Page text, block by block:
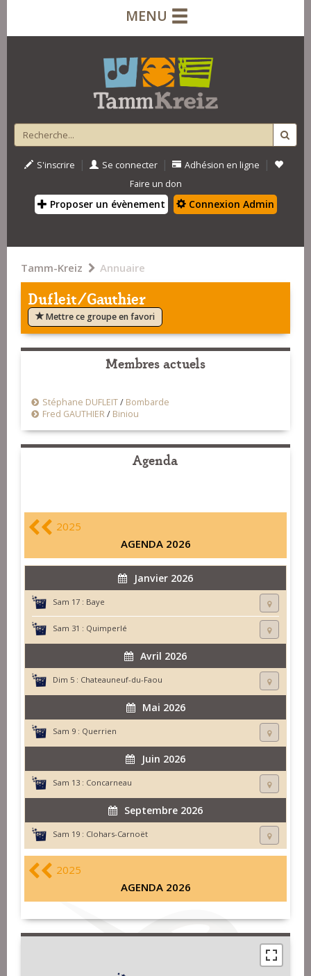
MENU
S'inscrire | Se connecter | Adhésion en ligne |
Faire un don
Proposer un évènement Connexion Admin
Tamm-Kreiz Annuaire
Dufleit/Gauthier
Mettre ce groupe en favori
Membres actuels
Stéphane DUFLEIT/ Bombarde
Fred GAUTHIER/ Biniou
Agenda
2025
AGENDA 2026
Janvier 2026
Sam 17 : Baye
Sam 31 : Quimperlé
Avril 2026
Dim 5 : Chateauneuf-du-Faou
Mai 2026
Sam 9 : Querrien
Juin 2026
Sam 13 : Concarneau
Septembre 2026
Sam 19 : Clohars-Carnoët
2025
AGENDA 2026